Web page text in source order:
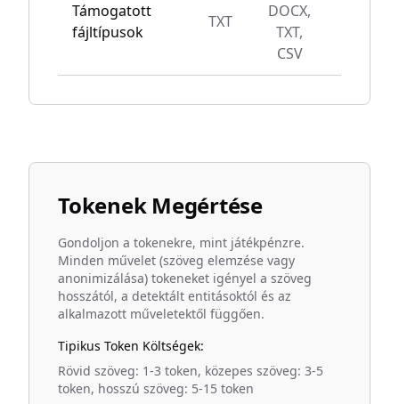
Támogatott
fájltípusok
TXT
DOCX,
TXT,
CSV
Tokenek Megértése
Gondoljon a tokenekre, mint játékpénzre.
Minden művelet (szöveg elemzése vagy
anonimizálása) tokeneket igényel a szöveg
hosszától, a detektált entitásoktól és az
alkalmazott műveletektől függően.
Tipikus Token Költségek:
Rövid szöveg: 1-3 token, közepes szöveg: 3-5
token, hosszú szöveg: 5-15 token